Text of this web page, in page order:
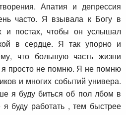
Апатия и депрессия
часто. Я взывала к Богу в
и постах, чтобы он услышал
в сердце. Я так упорно и
что большую часть жизни
я просто не помню. Я не помню
и многих событий универа.
я буду биться об пол лбом в
буду работать , тем быстрее